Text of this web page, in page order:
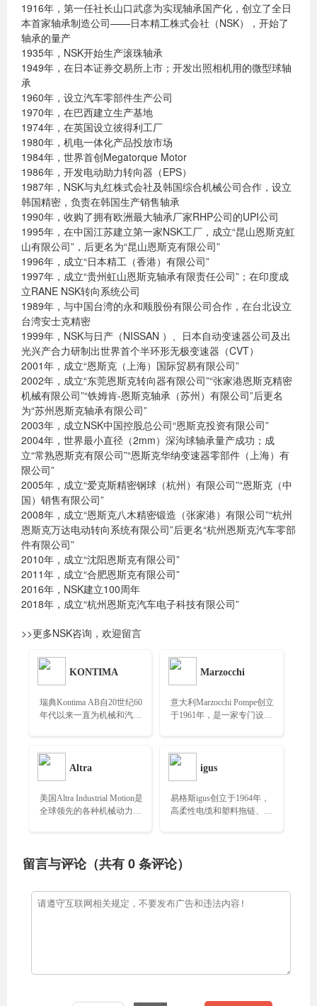
1916年，第一任社长山口武彦为实现轴承国产化，创立了全日
本首家轴承制造公司——日本精工株式会社（NSK），开始了
轴承的量产
1935年，NSK开始生产滚珠轴承
1949年，在日本证券交易所上市；开发出照相机用的微型球轴
承
1960年，设立汽车零部件生产公司
1970年，在巴西建立生产基地
1974年，在英国设立彼得利工厂
1980年，机电一体化产品投放市场
1984年，世界首创Megatorque Motor
1986年，开发电动助力转向器（EPS）
1987年，NSK与丸红株式会社及韩国综合机械公司合作，设立
韩国精密，负责在韩国生产销售轴承
1990年，收购了拥有欧洲最大轴承厂家RHP公司的UPI公司
1995年，在中国江苏建立第一家NSK工厂，成立“昆山恩斯克虹
山有限公司”，后更名为“昆山恩斯克有限公司”
1996年，成立“日本精工（香港）有限公司”
1997年，成立“贵州虹山恩斯克轴承有限责任公司”；在印度成
立RANE NSK转向系统公司
1989年，与中国台湾的永和顺股份有限公司合作，在台北设立
台湾安士克精密
1999年，NSK与日产（NISSAN ）、日本自动变速器公司及出
光兴产合力研制出世界首个半环形无极变速器（CVT）
2001年，成立“恩斯克（上海）国际贸易有限公司”
2002年，成立“东莞恩斯克转向器有限公司”“张家港恩斯克精密
机械有限公司”“铁姆肯-恩斯克轴承（苏州）有限公司”后更名
为“苏州恩斯克轴承有限公司”
2003年，成立NSK中国控股总公司“恩斯克投资有限公司”
2004年，世界最小直径（2mm）深沟球轴承量产成功；成
立“常熟恩斯克有限公司”“恩斯克华纳变速器零部件（上海）有
限公司”
2005年，成立“爱克斯精密钢球（杭州）有限公司”“恩斯克（中
国）销售有限公司”
2008年，成立“恩斯克八木精密锻造（张家港）有限公司”“杭州
恩斯克万达电动转向系统有限公司”后更名“杭州恩斯克汽车零部
件有限公司”
2010年，成立“沈阳恩斯克有限公司”
2011年，成立“合肥恩斯克有限公司”
2016年，NSK建立100周年
2018年，成立“杭州恩斯克汽车电子科技有限公司”
>>更多NSK咨询，欢迎留言
KONTIMA
瑞典Kontima AB自20世纪60
年代以来一直为机械和汽车
Marzocchi
意大利Marzocchi Pompe创立
于1961年，是一家专门设
Altra
美国Altra Industrial Motion是
全球领先的各种机械动力传
igus
易格斯igus创立于1964年，
高柔性电缆和塑料拖链、轴
留言与评论（共有0条评论）